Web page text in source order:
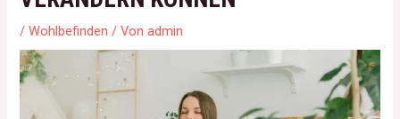
/Wohlbefinden / Vonadmin